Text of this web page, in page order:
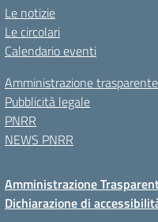
Le notizie
Le circolari
Calendario eventi
Amministrazione trasparente
Pubblicità legale
PNRR
NEWS PNRR
Amministrazione
Dichiarazione di